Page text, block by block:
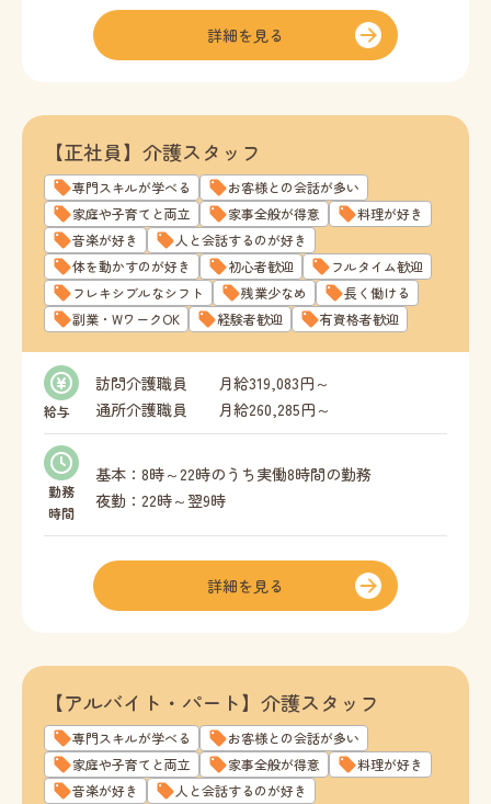
詳細を見る
【正社員】介護スタッフ
専門スキルが学べる
お客様との会話が多い
家庭や子育てと両立
家事全般が得意
料理が好き
音楽が好き
人と会話するのが好き
体を動かすのが好き
初心者歓迎
フルタイム歓迎
フレキシブルなシフト
残業少なめ
長く働ける
副業・WワークOK
経験者歓迎 有資格者歓迎
給与
訪問介護職員 月給319,083円～
通所介護職員 月給260,285円～
◎基本給
訪問介護職員 274,083円～
通所介護職員 230,285円～
◎資格手当
介護福祉士 1,000円／月
初任者研修 500円／月
※所定労働時間を超える勤務をした場合、別途時
間外手当支給。
※基本給に処遇改善加算を含む。
※キャリアパスに基づき昇給あり。
※退職金制度あり。
勤務
時間
基本：8時～22時のうち実働8時間の勤務
夜勤：22時～翌9時
例えば
など、組み合わせパターンは無限です。
夜勤できる方は歓迎・優遇しますが、できなくて
も問題ありません。
詳細を見る
【アルバイト・パート】介護スタッフ
専門スキルが学べる
お客様との会話が多い
家庭や子育てと両立
家事全般が得意
料理が好き
音楽が好き
人と会話するのが好き